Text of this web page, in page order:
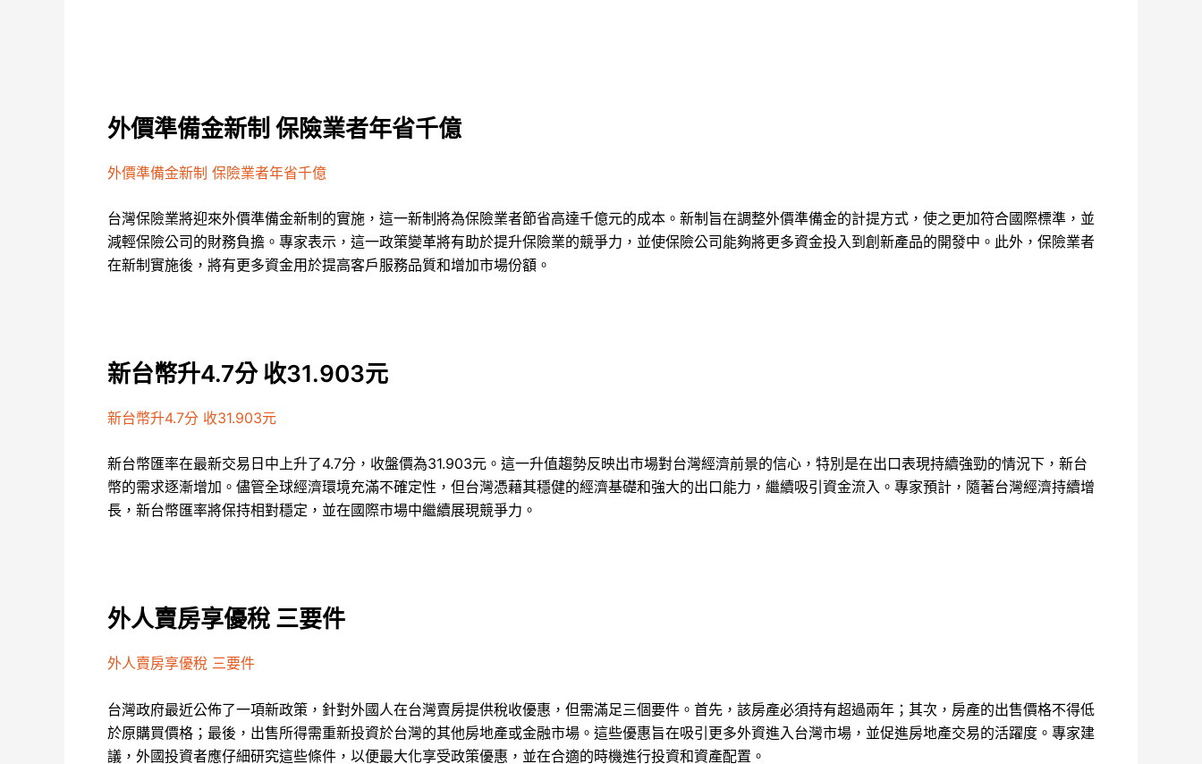
外價準備金新制 保險業者年省千億
外價準備金新制 保險業者年省千億
台灣保險業將迎來外價準備金新制的實施，這一新制將為保險業者節省高達千億元的成本。新制旨在調整外價準備金的計提方式，使之更加符合國際標準，並
減輕保險公司的財務負擔。專家表示，這一政策變革將有助於提升保險業的競爭力，並使保險公司能夠將更多資金投入到創新產品的開發中。此外，保險業者
在新制實施後，將有更多資金用於提高客戶服務品質和增加市場份額。
新台幣升4.7分 收31.903元
新台幣升4.7分 收31.903元
新台幣匯率在最新交易日中上升了4.7分，收盤價為31.903元。這一升值趨勢反映出市場對台灣經濟前景的信心，特別是在出口表現持續強勁的情況下，新台
幣的需求逐漸增加。儘管全球經濟環境充滿不確定性，但台灣憑藉其穩健的經濟基礎和強大的出口能力，繼續吸引資金流入。專家預計，隨著台灣經濟持續增
長，新台幣匯率將保持相對穩定，並在國際市場中繼續展現競爭力。
外人賣房享優稅 三要件
外人賣房享優稅 三要件
台灣政府最近公佈了一項新政策，針對外國人在台灣賣房提供稅收優惠，但需滿足三個要件。首先，該房產必須持有超過兩年；其次，房產的出售價格不得低
於原購買價格；最後，出售所得需重新投資於台灣的其他房地產或金融市場。這些優惠旨在吸引更多外資進入台灣市場，並促進房地產交易的活躍度。專家建
議，外國投資者應仔細研究這些條件，以便最大化享受政策優惠，並在合適的時機進行投資和資產配置。